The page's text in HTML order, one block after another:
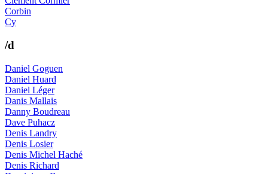
Corbin
Cy
/d
Daniel Goguen
Daniel Huard
Daniel Léger
Danis Mallais
Danny Boudreau
Dave Puhacz
Denis Landry
Denis Losier
Denis Michel Haché
Denis Richard